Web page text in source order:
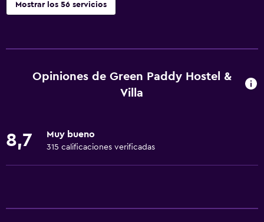
Mostrar los 56 servicios
Ventana
Zona de estar
Vista a la piscina
Cortina
Opiniones de Green Paddy Hostel &
Villa
8,7 Muy bueno
315 calificaciones verificadas